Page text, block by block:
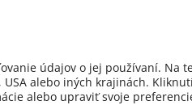
údajov o jej používaní. Na
alebo iných krajinách.
alebo upraviť svoje